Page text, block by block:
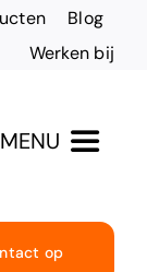
Blog
Werken bij
MENU
op